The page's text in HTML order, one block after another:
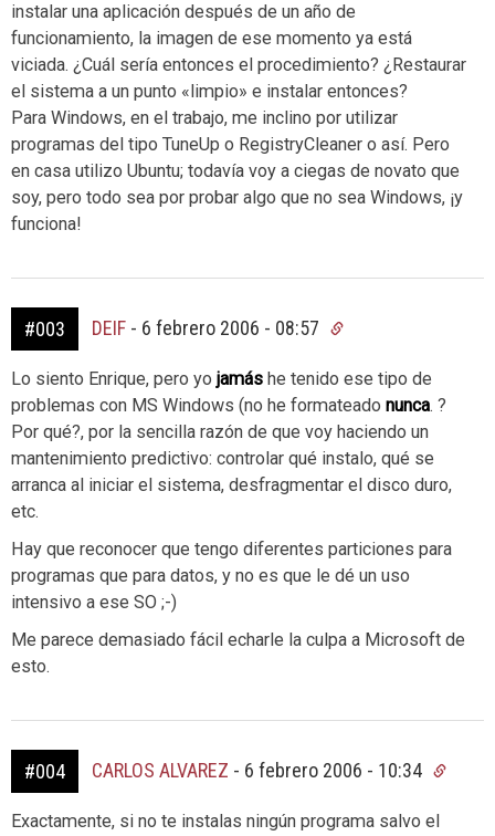
instalar una aplicación después de un año de
funcionamiento, la imagen de ese momento ya está
viciada. ¿Cuál sería entonces el procedimiento? ¿Restaurar
el sistema a un punto «limpio» e instalar entonces?
Para Windows, en el trabajo, me inclino por utilizar
programas del tipo TuneUp o RegistryCleaner o así. Pero
en casa utilizo Ubuntu; todavía voy a ciegas de novato que
soy, pero todo sea por probar algo que no sea Windows, ¡y
funciona!
#003 DEIF - 6 febrero 2006 - 08:57
Lo siento Enrique, pero yo jamás he tenido ese tipo de
problemas con MS Windows (no he formateado nunca. ?
Por qué?, por la sencilla razón de que voy haciendo un
mantenimiento predictivo: controlar qué instalo, qué se
arranca al iniciar el sistema, desfragmentar el disco duro,
etc.
Hay que reconocer que tengo diferentes particiones para
programas que para datos, y no es que le dé un uso
intensivo a ese SO ;-)
Me parece demasiado fácil echarle la culpa a Microsoft de
esto.
#004 CARLOS ALVAREZ - 6 febrero 2006 - 10:34
Exactamente, si no te instalas ningún programa salvo el